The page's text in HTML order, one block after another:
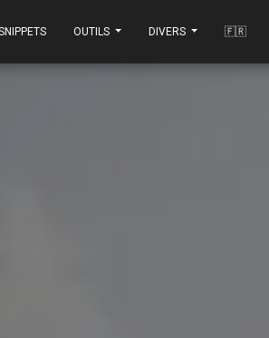
OUTILS DIVERS 🇫🇷